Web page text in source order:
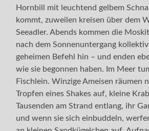
Hornbill mit leuchtend gelbem
kommt, zuweilen kreisen über dem
Seeadler. Abends kommen die
nach dem Sonnenuntergang
geheimen Befehl hin – und enden
wie sie begonnen haben. Im Meer
Fischlein. Winzige Ameisen räumen
Tropfen eines Shakes auf, kleine
Tausenden am Strand entlang, ihr
und wenn sie sich einbuddeln,